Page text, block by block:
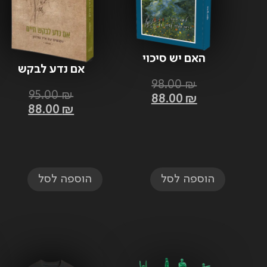
האם יש סיכוי
יוסף
98.00₪
88.00 ₪
הוספה לסל
אם נדע לבקש
עם א״ד גורדון
95.00₪
88.00 ₪
הוספה לסל